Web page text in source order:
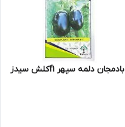
بادمجان دلمه سپهر f1کلش سیدز